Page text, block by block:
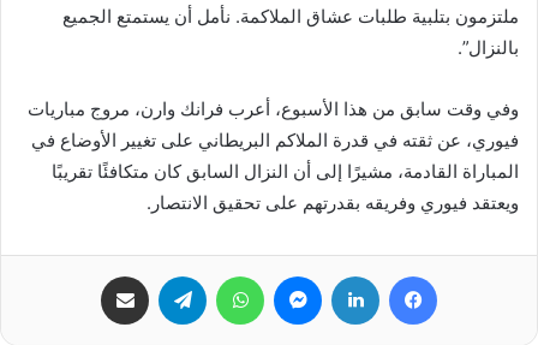
ملتزمون بتلبية طلبات عشاق الملاكمة. نأمل أن يستمتع الجميع
بالنزال”.
وفي وقت سابق من هذا الأسبوع، أعرب فرانك وارن، مروج مباريات
فيوري، عن ثقته في قدرة الملاكم البريطاني على تغيير الأوضاع في
المباراة القادمة، مشيرًا إلى أن النزال السابق كان متكافئًا تقريبًا
ويعتقد فيوري وفريقه بقدرتهم على تحقيق الانتصار.
فيسبوك لينكدإن ماسنجر واتساب تيلقرام